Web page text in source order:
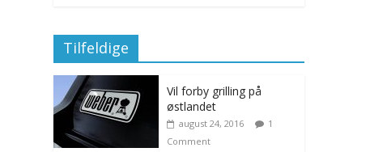
Tilfeldige
Vil forby grilling på
østlandet
august 24, 2016
1
Comment